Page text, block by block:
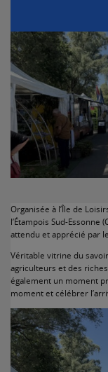
Organisée à l’Île de
l’Étampois Sud-Essonne
attendu et apprécié par
Véritable vitrine du
agriculteurs et des
également un moment
moment et célébrer